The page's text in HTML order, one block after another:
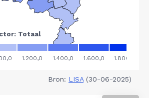
Bron: LISA(30-06-2025)